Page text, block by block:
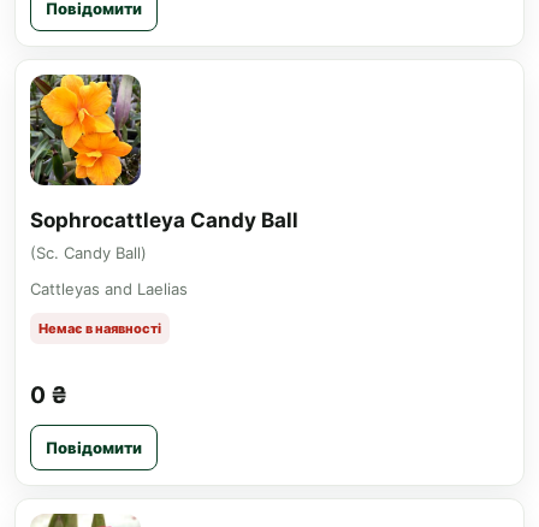
Повідомити
Sophrocattleya Candy Ball
(Sc. Candy Ball)
Cattleyas and Laelias
Немає в наявності
0 ₴
Повідомити